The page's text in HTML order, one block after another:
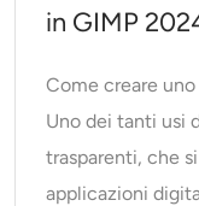
in GIMP
Come creare
Uno dei tanti usi
trasparenti, che
applicazioni